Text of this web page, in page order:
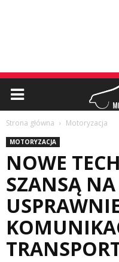
Strona główna Motoryzacja
MOTORYZACJA
NOWE
SZANSĄ NA